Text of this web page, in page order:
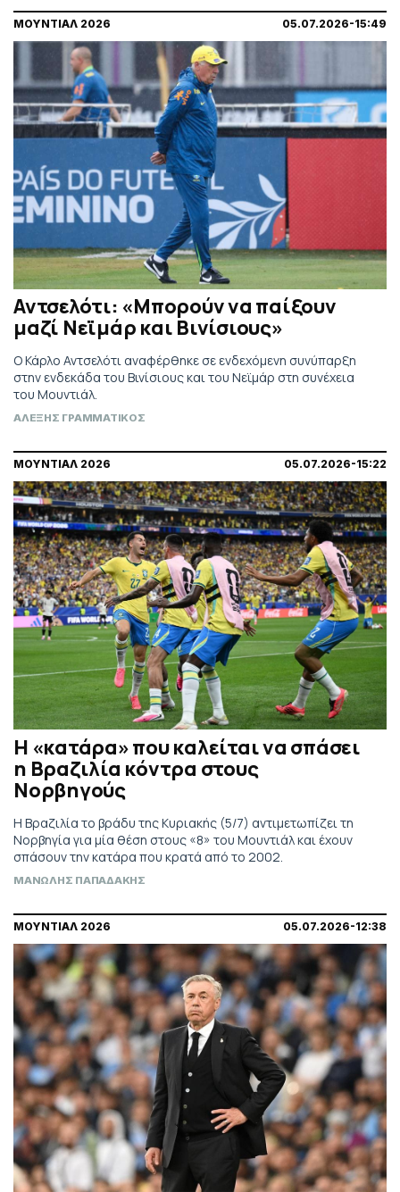
ΜΟΥΝΤΙΑΛ 2026 05.07.2026-15:49
Αντσελότι: «Μπορούν να παίξουν
μαζί Νεϊμάρ και Βινίσιους»
Ο Κάρλο Αντσελότι αναφέρθηκε σε ενδεχόμενη συνύπαρξη
στην ενδεκάδα του Βινίσιους και του Νεϊμάρ στη συνέχεια
του Μουντιάλ.
ΑΛΕΞΗΣ ΓΡΑΜΜΑΤΙΚΟΣ
ΜΟΥΝΤΙΑΛ 2026 05.07.2026-15:22
Η «κατάρα» που καλείται να σπάσει
η Βραζιλία κόντρα στους
Νορβηγούς
Η Βραζιλία το βράδυ της Κυριακής (5/7) αντιμετωπίζει τη
Νορβηγία για μία θέση στους «8» του Μουντιάλ και έχουν
σπάσουν την κατάρα που κρατά από το 2002.
ΜΑΝΩΛΗΣ ΠΑΠΑΔΑΚΗΣ
ΜΟΥΝΤΙΑΛ 2026 05.07.2026-12:38